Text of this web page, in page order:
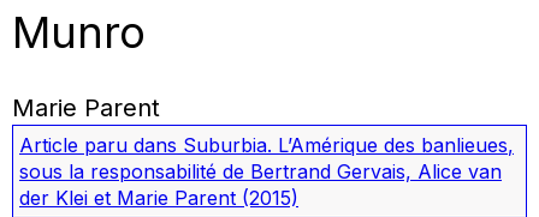
Munro
Marie Parent
Article paru dans Suburbia. L’Amérique des banlieues,
sous la responsabilité de Bertrand Gervais, Alice van
der Klei et Marie Parent (2015)